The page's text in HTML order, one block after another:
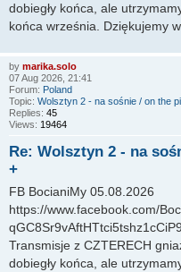
dobiegły końca, ale
końca września. Dziękujemy
by marika.solo
07 Aug 2026, 21:41
Forum: Poland
Topic: Wolsztyn 2 - na sośnie / on the
Replies: 45
Views: 19464
Re: Wolsztyn 2 - na
+
FB BocianiMy 05.08.2026
https://www.facebook.com/
Transmisje z CZTERECH
dobiegły końca, ale